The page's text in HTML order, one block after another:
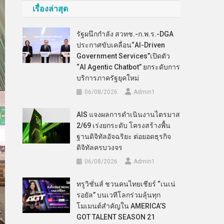
เรื่องล่าสุด
รัฐผนึกกำลัง สวทช.-ก.พ.ร.-DGA
ประกาศขับเคลื่อน“AI-Driven
Government Services”เปิดตัว
“AI Agentic Chatbot” ยกระดับการ
บริการภาครัฐยุคใหม่
06/08/2026 Admin​1
AIS แจงผลการดำเนินงานไตรมาส
2/69 เร่งยกระดับ โครงสร้างพื้น
ฐานดิจิทัลอัจฉริยะ ต่อยอดธุรกิจ
ดิจิทัลครบวงจร
06/08/2026 Admin​1
ทรูวิชั่นส์ ชวนคนไทยเชียร์ “เนเน่
รอยัล” บนเวทีโลกร่วมลุ้นทุก
โมเมนต์สำคัญใน AMERICA’S
GOT TALENT SEASON 21